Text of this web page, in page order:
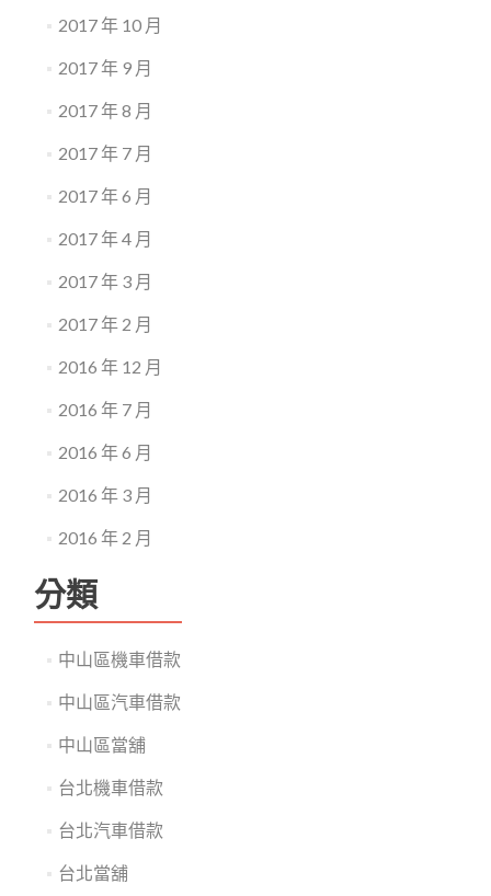
2017 年 10 月
2017 年 9 月
2017 年 8 月
2017 年 7 月
2017 年 6 月
2017 年 4 月
2017 年 3 月
2017 年 2 月
2016 年 12 月
2016 年 7 月
2016 年 6 月
2016 年 3 月
2016 年 2 月
分類
中山區機車借款
中山區汽車借款
中山區當舖
台北機車借款
台北汽車借款
台北當舖